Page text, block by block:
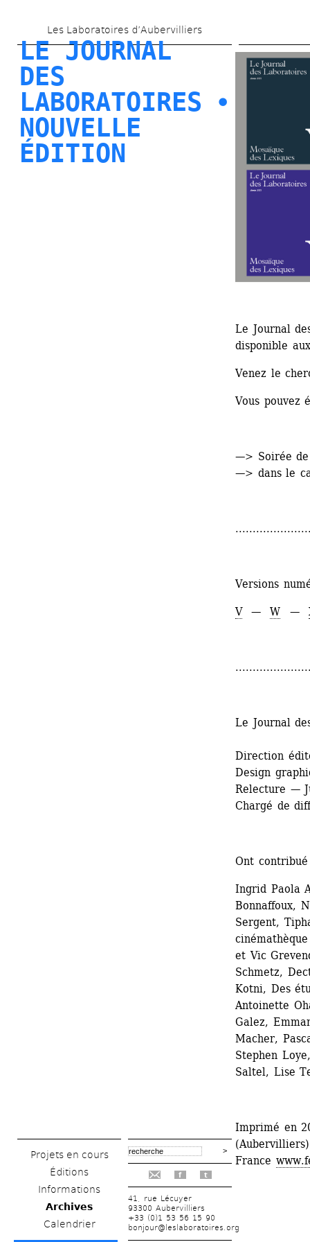
au
contenu
Les Laboratoires d’Aubervilliers
LE JOURNAL
DES
LABORATOIRES ⦁
NOUVELLE
ÉDITION
Projets en cours
Éditions
Informations
Archives
Calendrier
f t
41, rue Lécuyer
93300 Aubervilliers
+33 (0)1 53 56 15 90
bonjour@leslaboratoires.org
Le Journal
disponible
Venez le
Vous pouvez
—> Soirée de
—> dans le
Versions
V— W —
Le Journal
Direction
Design
Relecture —
Chargé de
Ont
Ingrid Paola
Bonnaffoux,
Sergent,
et Vic
Schmetz,
Kotni, Des
Antoinette
Galez,
Macher,
Stephen
Saltel, Lise
Imprimé en
France